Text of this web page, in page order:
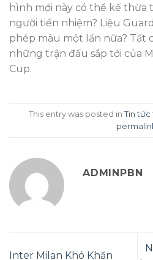
hình mới này có thể kế thừa
người tiền nhiệm? Liệu
phép màu một lần nữa? Tất
những trận đấu sắp tới của
Cup.
This entry was posted in Tin tức
ADMINPBN
Inter Milan Khó Khăn